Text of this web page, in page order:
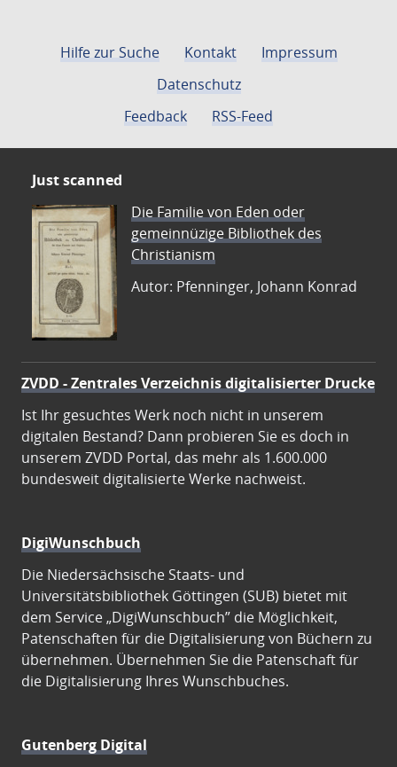
Hilfe zur Suche Kontakt
Impressum
Datenschutz
Feedback
RSS-Feed
Just scanned
Die Familie von Eden oder
gemeinnüzige Bibliothek des
Christianism
Autor: Pfenninger, Johann Konrad
ZVDD - Zentrales Verzeichnis digitalisierter Drucke
Ist Ihr gesuchtes Werk noch nicht in unserem
digitalen Bestand? Dann probieren Sie es doch in
unserem ZVDD Portal, das mehr als 1.600.000
bundesweit digitalisierte Werke nachweist.
DigiWunschbuch
Die Niedersächsische Staats- und
Universitätsbibliothek Göttingen (SUB) bietet mit
dem Service „DigiWunschbuch” die Möglichkeit,
Patenschaften für die Digitalisierung von Büchern zu
übernehmen. Übernehmen Sie die Patenschaft für
die Digitalisierung Ihres Wunschbuches.
Gutenberg Digital